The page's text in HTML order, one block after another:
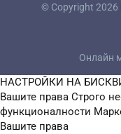
© Copyright 2026
Онлайн
НАСТРОЙКИ НА
Вашите права Строго
функционалности
Вашите права